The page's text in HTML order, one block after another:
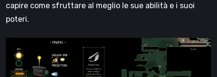
capire come sfruttare al meglio le sue abilità e i suoi
poteri.